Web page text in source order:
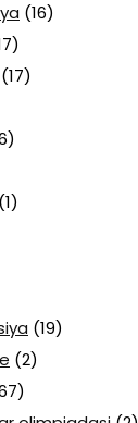
(16)
(17)
(1)
(19)
(2)